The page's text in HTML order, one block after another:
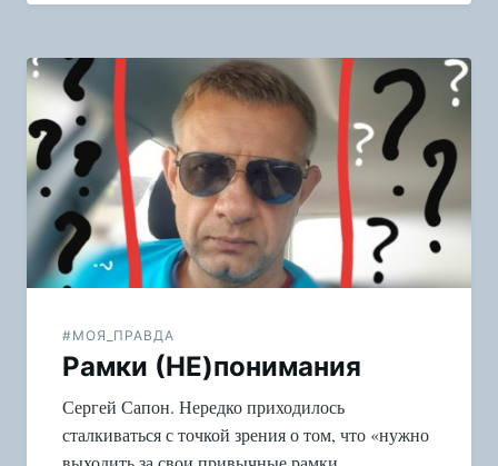
#МОЯ_ПРАВДА
Рамки (НЕ)понимания
Сергей Сапон. Нередко приходилось
сталкиваться с точкой зрения о том, что «нужно